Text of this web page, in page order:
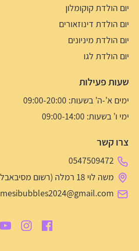
יום הולדת קוקומלון
יום הולדת דינוזאורים
יום הולדת מיניונים
יום הולדת לגו
שעות פעילות
ימים א’-ה’ בשעות: 09:00-20:00
ימי ו’ בשעות: 09:00-14:00
צרו קשר
0547509472
משה לוי 18 רמלה (רשום מסיבאבלס על השלט בחנות)
mesibubbles2024@gmail.com